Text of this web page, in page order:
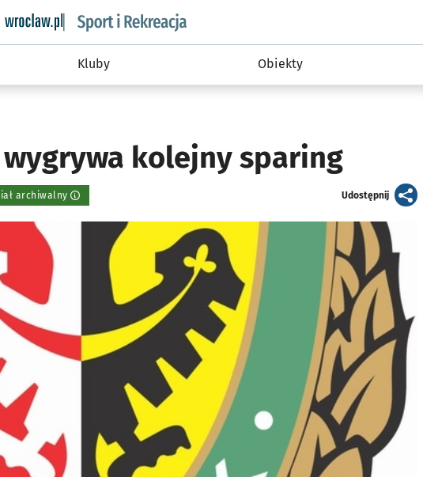
informacyjny wroclaw.pl podserwis: Sport i rekreacja
Kluby Obiekty
kolejny sparing
archiwalny Udostępnijartykuł